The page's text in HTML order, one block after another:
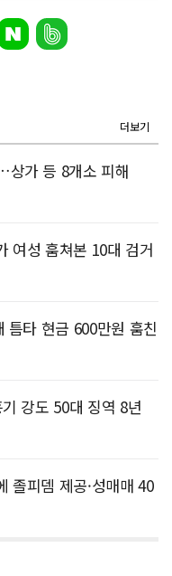
더보기
가 등 8개소 피해
여성 훔쳐본 10대 검거
틈타 현금 600만원 훔친
강도 50대 징역 8년
졸피뎀 제공·성매매 40